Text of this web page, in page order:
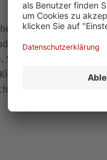
erworben und
Oktober 2023 ist
Löwenzahn
besuchen.